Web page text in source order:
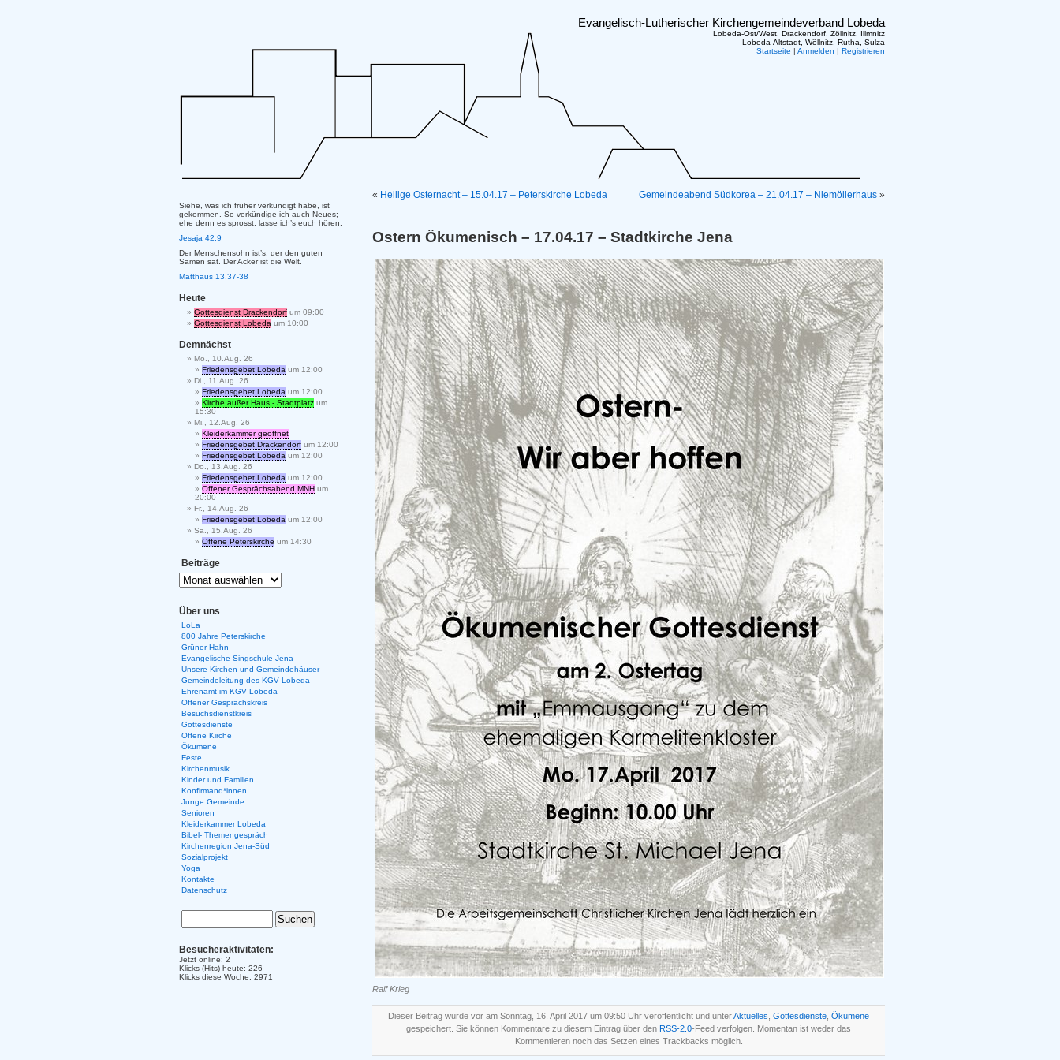
Evangelisch-Lutherischer Kirchengemeindeverband Lobeda
Lobeda-Ost/West, Drackendorf, Zöllnitz, Illmnitz
Lobeda-Altstadt, Wöllnitz, Rutha, Sulza
Startseite | Anmelden | Registrieren
« Heilige Osternacht – 15.04.17 – Peterskirche Lobeda Gemeindeabend Südkorea – 21.04.17 – Niemöllerhaus »
Ostern Ökumenisch – 17.04.17 – Stadtkirche Jena
Ralf Krieg
Dieser Beitrag wurde vor am Sonntag, 16. April 2017 um 09:50 Uhr veröffentlicht und unterAktuelles Gottesdienste Ökumene
gespeichert. Sie können Kommentare zu diesem Eintrag über den RSS-2.0-Feed verfolgen. Momentan ist weder das
Kommentieren noch das Setzen eines Trackbacks möglich.
Siehe, was ich früher verkündigt habe, ist
gekommen. So verkündige ich auch Neues;
ehe denn es sprosst, lasse ich’s euch hören.
Jesaja 42,9
Der Menschensohn ist’s, der den guten
Samen sät. Der Acker ist die Welt.
Matthäus 13,37-38
Heute
Gottesdienst Drackendorf um 09:00
Gottesdienst Lobeda um 10:00
Demnächst
Mo., 10.Aug. 26
Friedensgebet Lobeda um 12:00
Di., 11.Aug. 26
Friedensgebet Lobeda um 12:00
Kirche außer Haus - Stadtplatz um
15:30
Mi., 12.Aug. 26
Kleiderkammer geöffnet
Friedensgebet Drackendorf um 12:00
Friedensgebet Lobeda um 12:00
Do., 13.Aug. 26
Friedensgebet Lobeda um 12:00
Offener Gesprächsabend MNH um
20:00
Fr., 14.Aug. 26
Friedensgebet Lobeda um 12:00
Sa., 15.Aug. 26
Offene Peterskirche um 14:30
Beiträge
Über uns
LoLa
800 Jahre Peterskirche
Grüner Hahn
Evangelische Singschule Jena
Unsere Kirchen und Gemeindehäuser
Gemeindeleitung des KGV Lobeda
Ehrenamt im KGV Lobeda
Offener Gesprächskreis
Besuchsdienstkreis
Gottesdienste
Offene Kirche
Ökumene
Feste
Kirchenmusik
Kinder und Familien
Konfirmand*innen
Junge Gemeinde
Senioren
Kleiderkammer Lobeda
Bibel- Themengespräch
Kirchenregion Jena-Süd
Sozialprojekt
Yoga
Kontakte
Datenschutz
Besucheraktivitäten:
Jetzt online: 2
Klicks (Hits) heute: 226
Klicks diese Woche: 2971